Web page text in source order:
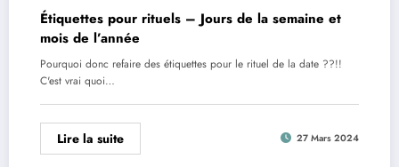
Étiquettes pour rituels – Jours de la semaine et
mois de l’année
Pourquoi donc refaire des étiquettes pour le rituel de la date ??!!
C'est vrai quoi…
Lire la suite 27 Mars 2024